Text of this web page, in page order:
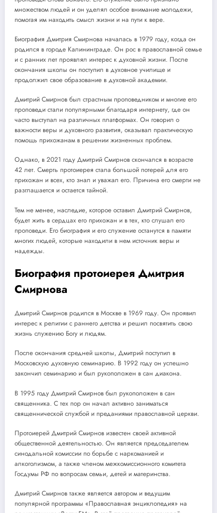
множеством людей и он уделял особое внимание молодежи,
помогая им находить смысл жизни и на пути к вере.
Биография Дмитрия Смирнова началась в 1979 году, когда он
родился в городе Калининграде. Он рос в православной семье
и с ранних лет проявлял интерес к духовной жизни. После
окончания школы он поступил в духовное училище и
продолжил свое образование в духовной академии.
Дмитрий Смирнов был страстным проповедником и многие его
проповеди стали популярными благодаря интернету, где он
часто выступал на различных платформах. Он говорил о
важности веры и духовного развития, оказывал практическую
помощь прихожанам в решении жизненных проблем.
Однако, в 2021 году Дмитрий Смирнов скончался в возрасте
42 лет. Смерть протоиерея стала большой потерей для его
прихожан и всех, кто знал и уважал его. Причина его смерти не
разглашается и остается тайной.
Тем не менее, наследие, которое оставил Дмитрий Смирнов,
будет жить в сердцах его прихожан и в тех, кто слушал его
проповеди. Его биография и его служение останутся в памяти
многих людей, которые находили в нем источник веры и
надежды.
Биография протоиерея Дмитрия
Смирнова
Дмитрий Смирнов родился в Москве в 1969 году. Он проявил
интерес к религии с раннего детства и решил посвятить свою
жизнь служению Богу и людям.
После окончания средней школы, Дмитрий поступил в
Московскую духовную семинарию. В 1992 году он успешно
закончил семинарию и был рукоположен в сан диакона.
В 1995 году Дмитрий Смирнов был рукоположен в сан
священника. С тех пор он начал активно заниматься
священнической службой и преданиями православной церкви.
Протоиерей Дмитрий Смирнов известен своей активной
общественной деятельностью. Он является председателем
синодальной комиссии по борьбе с наркоманией и
алкоголизмом, а также членом межкомиссионного комитета
Госдумы РФ по вопросам семьи, детей и материнства.
Дмитрий Смирнов также является автором и ведущим
популярной программы «Православная энциклопедия» на